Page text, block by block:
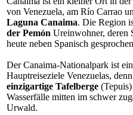
von Venezuela, am Río Carrao
Laguna Canaima. Die Region
der Pemón Ureinwohner, deren
heute neben Spanisch
Der Canaima-Nationalpark ist
Hauptreiseziele Venezuelas,
einzigartige Tafelberge
Wasserfälle mitten im schwer
Urwald.